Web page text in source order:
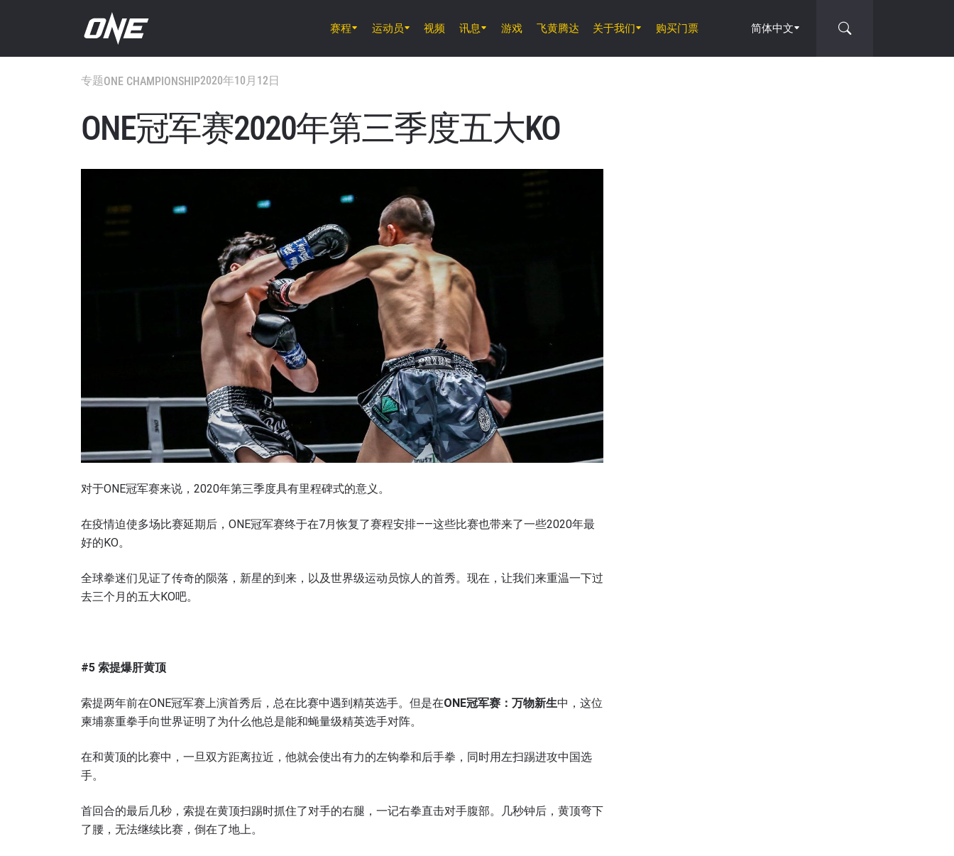
赛程
ONE 巅峰系列赛 46
运动员 视频 讯息 游戏 飞黄腾达 关于我们 购买门票 简体中文
专题ONE CHAMPIONSHIP2020年10月12日
ONE冠军赛2020年第三季度五大KO
对于ONE冠军赛来说，2020年第三季度具有里程碑式的意义。
在疫情迫使多场比赛延期后，ONE冠军赛终于在7月恢复了赛程安排——这些比赛也带来了一些2020年最
好的KO。
全球拳迷们见证了传奇的陨落，新星的到来，以及世界级运动员惊人的首秀。现在，让我们来重温一下过
去三个月的五大KO吧。
#5 索提爆肝黄顶
索提两年前在ONE冠军赛上演首秀后，总在比赛中遇到精英选手。但是在ONE冠军赛：万物新生中，这位
柬埔寨重拳手向世界证明了为什么他总是能和蝇量级精英选手对阵。
在和黄顶的比赛中，一旦双方距离拉近，他就会使出有力的左钩拳和后手拳，同时用左扫踢进攻中国选
手。
首回合的最后几秒，索提在黄顶扫踢时抓住了对手的右腿，一记右拳直击对手腹部。几秒钟后，黄顶弯下
了腰，无法继续比赛，倒在了地上。